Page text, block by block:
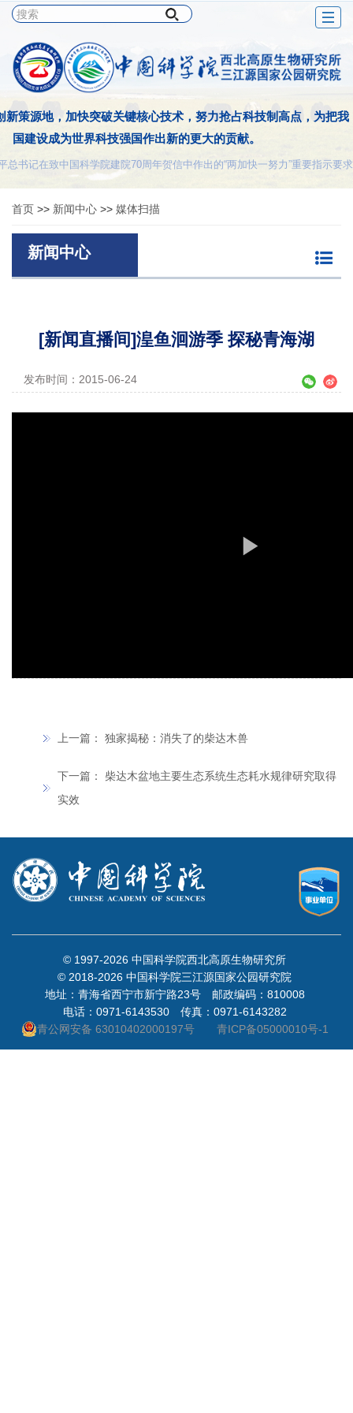
新策源地，加快突破关键核心技术，努力抢占科技制高点，为把我
国建设成为世界科技强国作出新的更大的贡献。
书记在致中国科学院建院70周年贺信中作出的“两加快一努力”重要指示要求
首页 >> 新闻中心 >> 媒体扫描
新闻中心
[新闻直播间]湟鱼洄游季 探秘青海湖
发布时间：2015-06-24
上一篇： 独家揭秘：消失了的柴达木兽
下一篇： 柴达木盆地主要生态系统生态耗水规律研究取得
实效
© 1997-2026 中国科学院西北高原生物研究所
© 2018-2026 中国科学院三江源国家公园研究院
地址：青海省西宁市新宁路23号 邮政编码：810008
电话：0971-6143530 传真：0971-6143282
青公网安备 63010402000197号
青ICP备05000010号-1